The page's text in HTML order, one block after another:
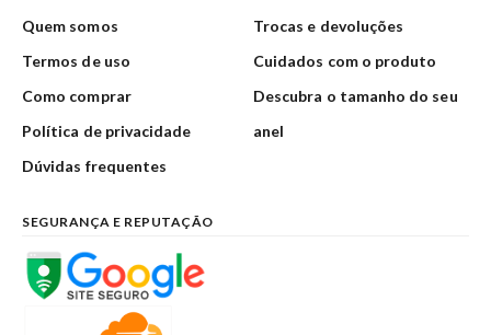
Quem somos
Termos de uso
Como comprar
Política de privacidade
Dúvidas frequentes
Trocas e devoluções
Cuidados com o produto
Descubra o tamanho do seu
anel
SEGURANÇA E REPUTAÇÃO